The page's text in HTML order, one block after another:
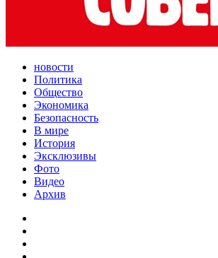
новости
Политика
Общество
Экономика
Безопасность
В мире
История
Эксклюзивы
Фото
Видео
Архив